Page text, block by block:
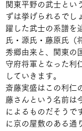
関東平野の武士とい
ずは挙げられるでし
躍した武士の系譜を
氏・源氏・藤原氏（
秀郷由来と、関東の
守府将軍となった利
していきます。
斎藤実盛はこの利仁
藤さんという名前は
によるものだそうで
に京の屋敷のある通